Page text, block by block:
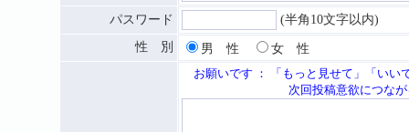
パスワード
(半角10文字以内)
性 別
男 性 女 性
お願いです ： 「もっと見せて」「いい
次回投稿意欲につながる応援メ